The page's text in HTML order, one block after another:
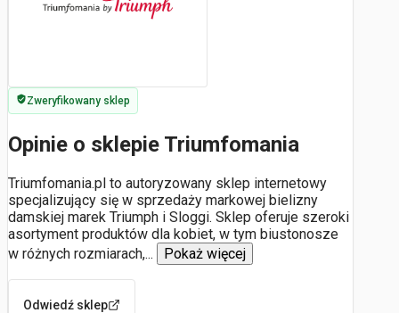
Zweryfikowany sklep
Opinie o sklepie Triumfomania
Triumfomania.pl to autoryzowany sklep internetowy
specjalizujący się w sprzedaży markowej bielizny
damskiej marek Triumph i Sloggi. Sklep oferuje szeroki
asortyment produktów dla kobiet, w tym biustonosze
w różnych rozmiarach,... Pokaż więcej
Odwiedź sklep